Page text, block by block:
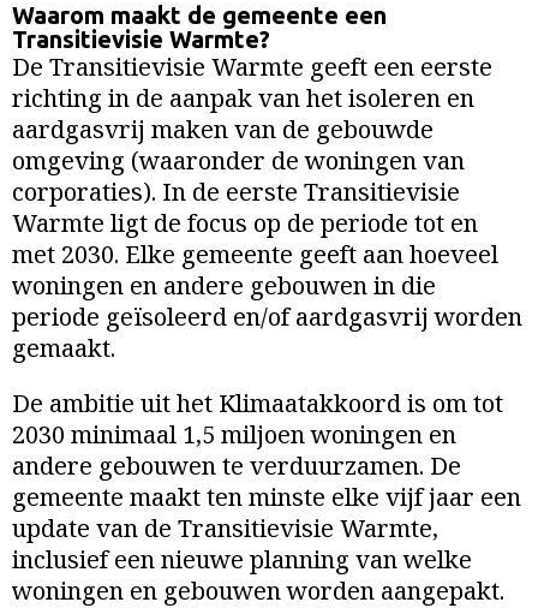
Waarom maakt de gemeente een
Transitievisie Warmte?
De Transitievisie Warmte geeft een eerste
richting in de aanpak van het isoleren en
aardgasvrij maken van de gebouwde
omgeving (waaronder de woningen van
corporaties). In de eerste Transitievisie
Warmte ligt de focus op de periode tot en
met 2030. Elke gemeente geeft aan hoeveel
woningen en andere gebouwen in die
periode geïsoleerd en/of aardgasvrij worden
gemaakt.
De ambitie uit het Klimaatakkoord is om tot
2030 minimaal 1,5 miljoen woningen en
andere gebouwen te verduurzamen. De
gemeente maakt ten minste elke vijf jaar een
update van de Transitievisie Warmte,
inclusief een nieuwe planning van welke
woningen en gebouwen worden aangepakt.